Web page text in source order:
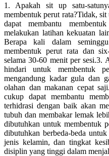
1. Apakah sit up satu-
membentuk perut rata?Tidak,
dapat membantu
melakukan latihan kekuatan
Berapa kali dalam
membentuk perut rata dan
selama 30-60 menit per sesi.3.
hindari untuk membentuk
mengandung kadar gula dan
olahan dan makanan cepat
cukup dapat membantu
terhidrasi dengan baik akan
tubuh dan membakar lemak
dibutuhkan untuk membentuk
dibutuhkan berbeda-beda
jenis kelamin, dan tingkat
disiplin yang tinggi dalam